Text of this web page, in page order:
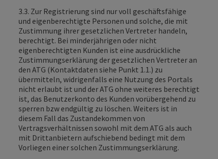
3.3. Zur Registrierung sind nur voll geschäftsfähige
und eigenberechtigte Personen und solche, die mit
Zustimmung ihrer gesetzlichen Vertreter handeln,
berechtigt. Bei minderjährigen oder nicht
eigenberechtigten Kunden ist eine ausdrückliche
Zustimmungserklärung der gesetzlichen Vertreter an
den ATG (Kontaktdaten siehe Punkt 1.1.) zu
übermitteln, widrigenfalls eine Nutzung des Portals
nicht erlaubt ist und der ATG ohne weiteres berechtigt
ist, das Benutzerkonto des Kunden vorübergehend zu
sperren bzw endgültig zu löschen. Weiters ist in
diesem Fall das Zustandekommen von
Vertragsverhältnissen sowohl mit dem ATG als auch
mit Drittanbietern aufschiebend bedingt mit dem
Vorliegen einer solchen Zustimmungserklärung.